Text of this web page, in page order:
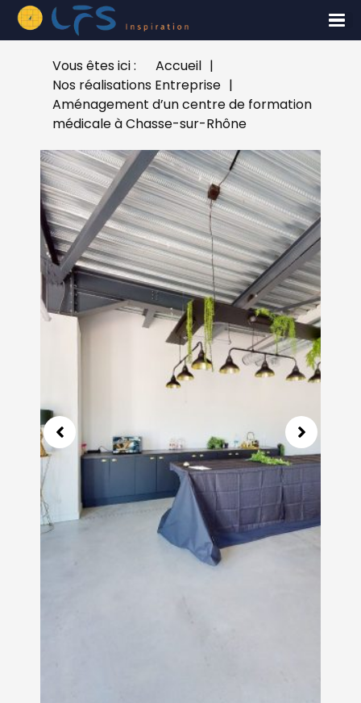
Vous êtes ici : Accueil |
Nos réalisations Entreprise |
Aménagement d’un centre de formation
médicale à Chasse-sur-Rhône